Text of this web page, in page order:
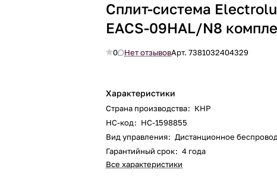
Сплит-система
EACS-09HAL/N8
0 Нет отзывовАрт.7381032404329
Характеристики
Страна производства: КНР
НС-код: НС-1598855
Вид управления: Дистанционное
Гарантийный срок: 4 года
Все характеристики